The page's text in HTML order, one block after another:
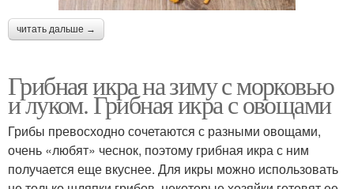
читать дальше →
Грибная икра на зиму с морковью
и луком. Грибная икра с овощами
Грибы превосходно сочетаются с разными овощами,
очень «любят» чеснок, поэтому грибная икра с ним
получается еще вкуснее. Для икры можно использовать